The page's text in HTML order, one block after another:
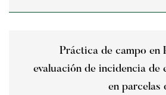
Práctica de campo en
evaluación de incidencia de
en parcelas